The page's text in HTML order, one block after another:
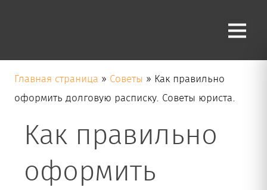
Главная страница » Советы » Как правильно
оформить долговую расписку. Советы юриста.
Как правильно
оформить